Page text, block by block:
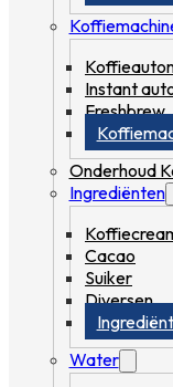
Instant
Freshbrew
Onderhoud
Ingrediënten
Cacao
Suiker
Diversen
Water